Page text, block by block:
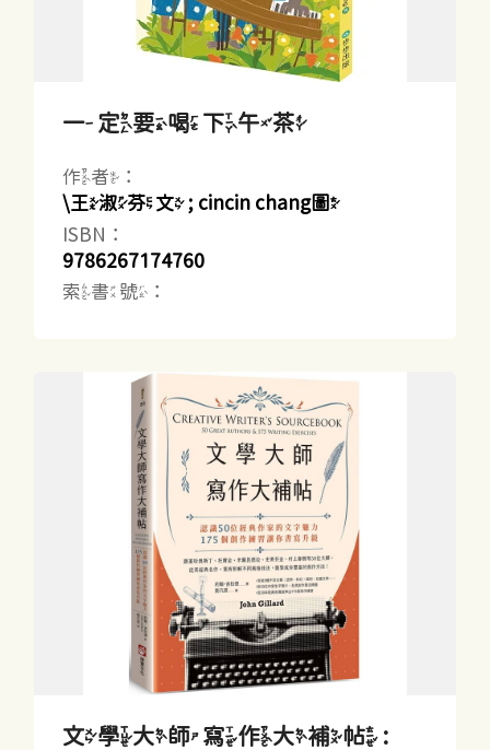
一定要喝下午茶
作者：
\王淑芬文 ; cincin chang圖
ISBN：
9786267174760
索書號：
文學大師寫作大補帖 :